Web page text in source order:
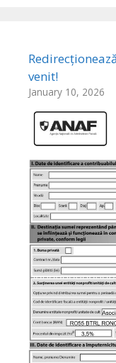
venit!
January 10, 2026